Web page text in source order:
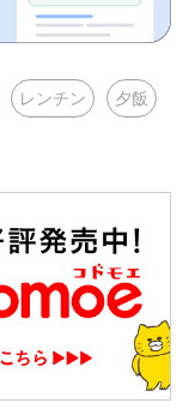
レンチン 夕飯